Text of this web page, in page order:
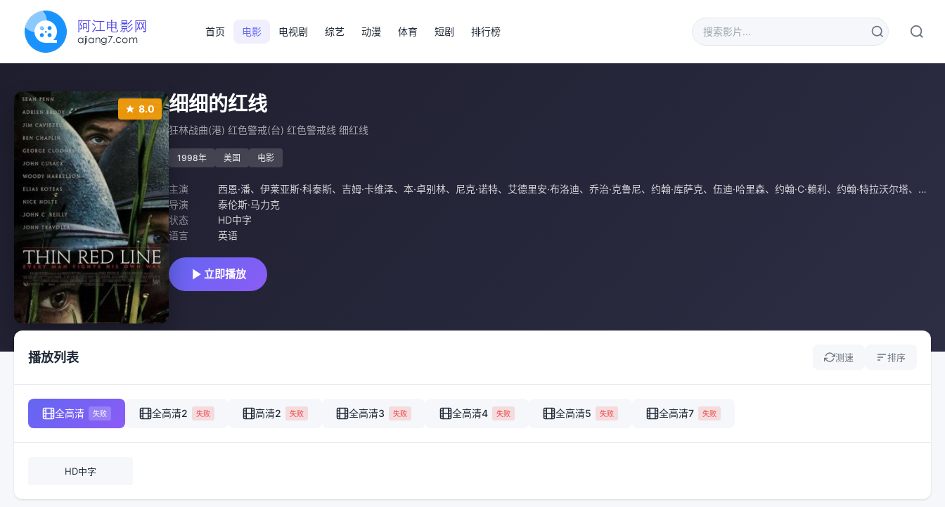
首页 电影 电视剧 综艺 动漫 体育 短剧 排行榜
8.0 细细的红线
狂林战曲(港) 红色警戒(台) 红色警戒线 细红线
1998年 美国 电影
主演 西恩·潘、 伊莱亚斯·科泰斯、 吉姆·卡维泽、 本·卓别林、 尼克·诺特、 艾德里安·布洛迪、 乔治·克鲁尼、 约翰·库萨克、 伍迪·哈里森、 约翰·C·赖利、 约翰·特拉沃尔塔、 托马
导演
泰伦斯·马力克
状态
HD中字
语言
英语
立即播放
播放列表 测速 排序
全高清 失败 全高清2 失败 高清2 失败 全高清3 失败 全高清4 失败 全高清5 失败 全高清7 失败
HD中字